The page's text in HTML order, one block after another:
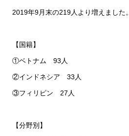
2019年9月末の219人より増えました。
【国籍】
①ベトナム 93人
②インドネシア 33人
③フィリピン 27人
【分野別】